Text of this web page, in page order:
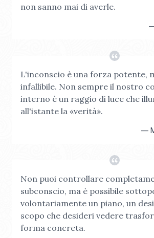
non sanno mai di averle.
L'inconscio è una forza potente,
infallibile. Non sempre il nostro
interno è un raggio di luce che
all'istante la «verità».
—
Non puoi controllare
subconscio, ma è possibile
volontariamente un piano, un
scopo che desideri vedere
forma concreta.